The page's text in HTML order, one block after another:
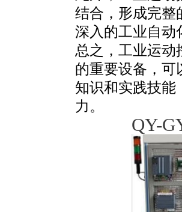
结合，形成完整
深入的工业自动
总之，工业运动
的重要设备，可
知识和实践技能
力。
QY-